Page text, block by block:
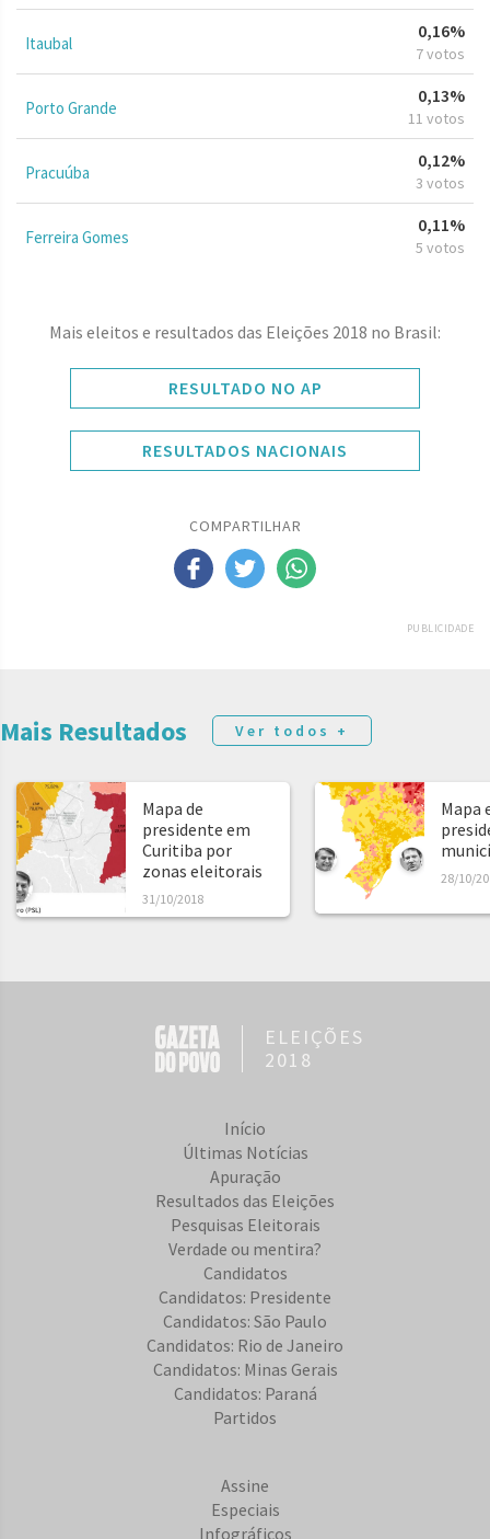
Itaubal
0,16%
7 votos
Porto Grande
0,13%
11 votos
Pracuúba
0,12%
3 votos
Ferreira Gomes
0,11%
5 votos
Mais eleitos e resultados das Eleições 2018 no Brasil:
RESULTADO NO AP
RESULTADOS NACIONAIS
COMPARTILHAR
PUBLICIDADE
Mais Resultados Ver todos +
Mapa de
presidente em
Curitiba por
zonas eleitorais
31/10/2018
Mapa
28/10/
ELEIÇÕES
2018
Início
Últimas Notícias
Apuração
Resultados das Eleições
Pesquisas Eleitorais
Verdade ou mentira?
Candidatos
Candidatos: Presidente
Candidatos: São Paulo
Candidatos: Rio de Janeiro
Candidatos: Minas Gerais
Candidatos: Paraná
Partidos
Assine
Especiais
Infográficos